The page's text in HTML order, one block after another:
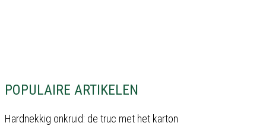
POPULAIRE ARTIKELEN
Hardnekkig onkruid: de truc met het karton